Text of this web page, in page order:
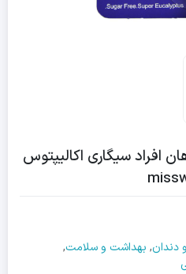
افراد سیگاری اکالیپتوس
دندان, بهداشت و سلامت,